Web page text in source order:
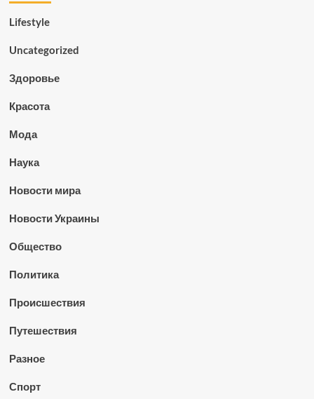
Lifestyle
Uncategorized
Здоровье
Красота
Мода
Наука
Новости мира
Новости Украины
Общество
Политика
Происшествия
Путешествия
Разное
Спорт